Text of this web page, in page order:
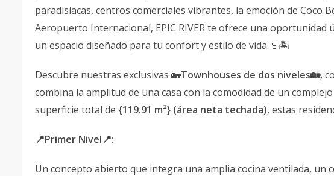
paradisíacas, centros comerciales vibrantes, la emoción de Coco
Aeropuerto Internacional, EPIC RIVER te ofrece una oportunidad
un espacio diseñado para tu confort y estilo de vida.🍷🏝
Descubre nuestras exclusivas 🏡Townhouses de dos niveles🏡,
combina la amplitud de una casa con la comodidad de un
superficie total de {119.91 m²} (área neta techada), estas
📍Primer Nivel📍:
Un concepto abierto que integra una amplia cocina ventilada, un